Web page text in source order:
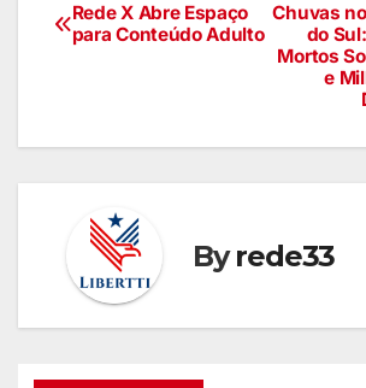
Chuvas
do
Mortos
e
Rede X Abre Espaço
para Conteúdo Adulto
Byrede33